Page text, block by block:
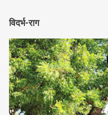
विदर्भ-राग